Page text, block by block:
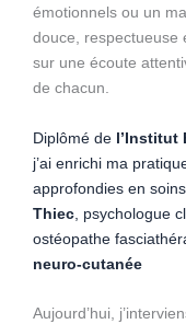
émotionnels ou un
douce, respectueuse
sur une écoute
de chacun.
Diplômé de l’Institut
j’ai enrichi ma
approfondies en
Thiec , psychologue
ostéopathe
neuro-cutanée
Aujourd’hui,